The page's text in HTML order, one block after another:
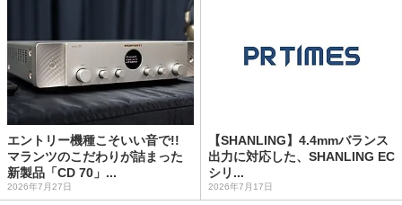
エントリー機種こそいい音で!!
マランツのこだわりが詰まった
新製品「CD 70」...
2026年7月27日
【SHANLING】4.4mmバランス
出力に対応した、SHANLING EC
シリ...
2026年7月17日